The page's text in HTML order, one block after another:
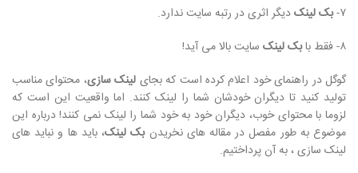
۷- بک لینکدیگر اثری در رتبه سایت ندارد.
۸- فقط با
بک لینک سایت بالا می آید!
گوگل در راهنمای خود اعلام کرده است که بجای لینک سازی، محتوای مناسب
تولید کنید تا دیگران خودشان شما را لینک کنند. اما واقعیت این است که
لزوما با محتوای خوب، دیگران خود به خود شما را لینک نمی کنند! درباره این
موضوع به طور مفصل در مقاله های نخریدنبک لینک، باید ها و نباید های
لینک سازی ، به آن پرداختیم.